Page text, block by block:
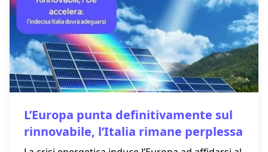
L’Europa punta definitivamente sul
rinnovabile, l’Italia rimane perplessa